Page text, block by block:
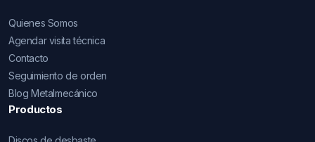
Quienes Somos
Agendar visita técnica
Contacto
Seguimiento de orden
Blog Metalmecánico
Productos